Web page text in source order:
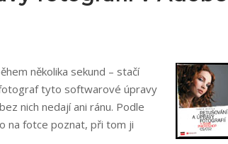
několika sekund – stačí
tyto softwarové úpravy
nich nedají ani ránu. Podle
na fotce poznat, při tom ji